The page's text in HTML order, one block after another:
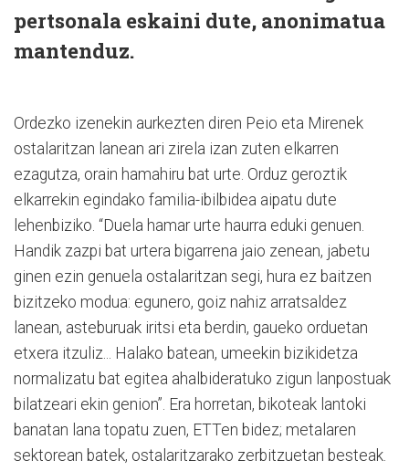
pertsonala eskaini dute, anonimatua
mantenduz.
Ordezko izenekin aurkezten diren Peio eta Mirenek
ostalaritzan lanean ari zirela izan zuten elkarren
ezagutza, orain hamahiru bat urte. Orduz geroztik
elkarrekin egindako familia-ibilbidea aipatu dute
lehenbiziko. “Duela hamar urte haurra eduki genuen.
Handik zazpi bat urtera bigarrena jaio zenean, jabetu
ginen ezin genuela ostalaritzan segi, hura ez baitzen
bizitzeko modua: egunero, goiz nahiz arratsaldez
lanean, asteburuak iritsi eta berdin, gaueko orduetan
etxera itzuliz... Halako batean, umeekin bizikidetza
normalizatu bat egitea ahalbideratuko zigun lanpostuak
bilatzeari ekin genion”. Era horretan, bikoteak lantoki
banatan lana topatu zuen, ETTen bidez; metalaren
sektorean batek, ostalaritzarako zerbitzuetan besteak.